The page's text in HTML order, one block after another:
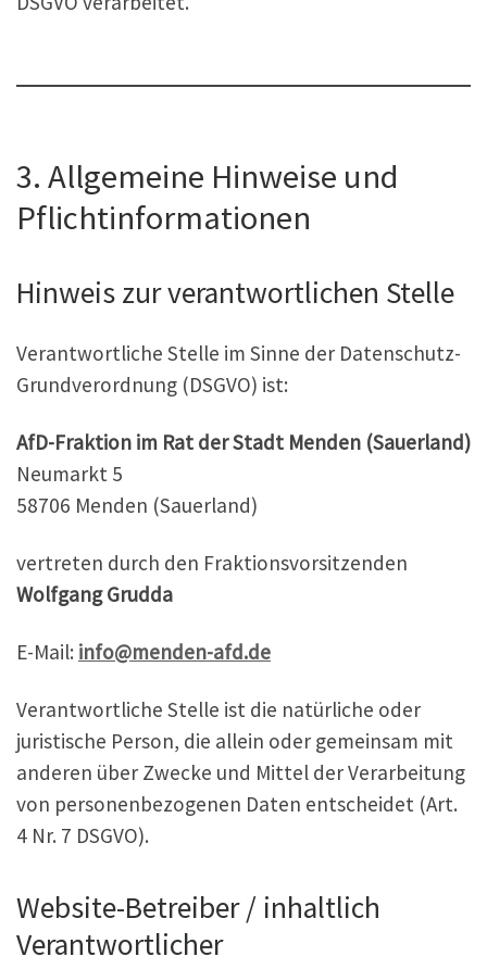
3. Allgemeine Hinweise und
Pflichtinformationen
Hinweis zur verantwortlichen Stelle
Verantwortliche Stelle im Sinne der Datenschutz-
Grundverordnung (DSGVO) ist:
AfD-Fraktion im Rat der Stadt Menden (Sauerland)
Neumarkt 5
58706 Menden (Sauerland)
vertreten durch den Fraktionsvorsitzenden
Wolfgang Grudda
E-Mail: info@menden-afd.de
Verantwortliche Stelle ist die natürliche oder
juristische Person, die allein oder gemeinsam mit
anderen über Zwecke und Mittel der Verarbeitung
von personenbezogenen Daten entscheidet (Art.
4 Nr. 7 DSGVO).
Website-Betreiber / inhaltlich
Verantwortlicher